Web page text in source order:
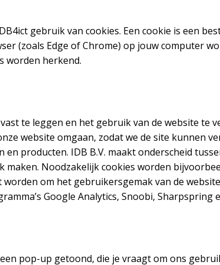
gebruik van cookies. Een cookie is een
(zoals Edge of Chrome) op jouw computer
worden herkend.
te leggen en het gebruik van de website te
website omgaan, zodat we de site kunnen
producten. IDB B.V. maakt onderscheid
maken. Noodzakelijk cookies worden
om het gebruikersgemak van de
Google Analytics, Snoobi, Sharpspring
pop-up getoond, die je vraagt om ons